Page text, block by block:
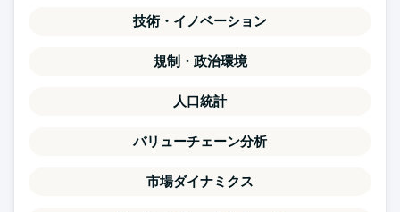
技術・イノベーション
規制・政治環境
人口統計
バリューチェーン分析
市場ダイナミクス